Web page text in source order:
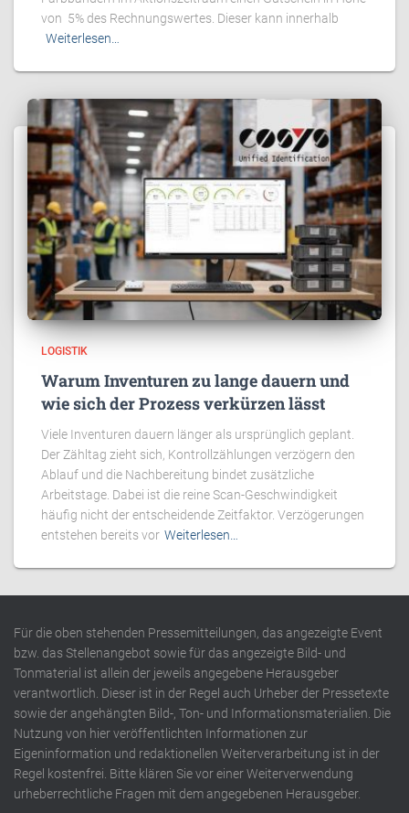
von 5% des Rechnungswertes. Dieser kann innerhalb
Weiterlesen…
LOGISTIK
Warum Inventuren zu lange dauern und
wie sich der Prozess verkürzen lässt
Viele Inventuren dauern länger als ursprünglich geplant.
Der Zähltag zieht sich, Kontrollzählungen verzögern den
Ablauf und die Nachbereitung bindet zusätzliche
Arbeitstage. Dabei ist die reine Scan-Geschwindigkeit
häufig nicht der entscheidende Zeitfaktor. Verzögerungen
entstehen bereits vor Weiterlesen…
Für die oben stehenden Pressemitteilungen, das angezeigte Event
bzw. das Stellenangebot sowie für das angezeigte Bild- und
Tonmaterial ist allein der jeweils angegebene Herausgeber
verantwortlich. Dieser ist in der Regel auch Urheber der Pressetexte
sowie der angehängten Bild-, Ton- und Informationsmaterialien. Die
Nutzung von hier veröffentlichten Informationen zur
Eigeninformation und redaktionellen Weiterverarbeitung ist in der
Regel kostenfrei. Bitte klären Sie vor einer Weiterverwendung
urheberrechtliche Fragen mit dem angegebenen Herausgeber.